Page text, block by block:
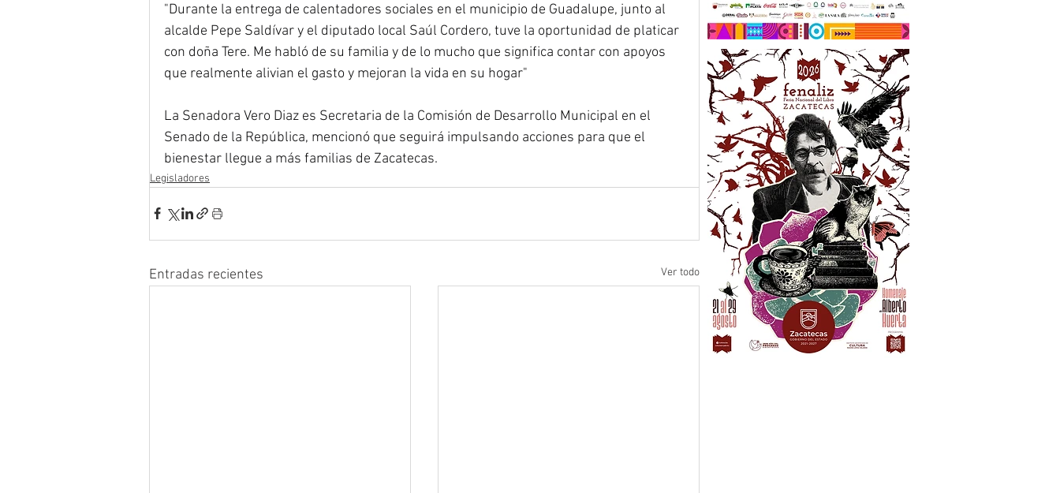
"Durante la entrega de calentadores sociales en el municipio de Guadalupe, junto al
alcalde Pepe Saldívar y el diputado local Saúl Cordero, tuve la oportunidad de platicar
con doña Tere. Me habló de su familia y de lo mucho que significa contar con apoyos
que realmente alivian el gasto y mejoran la vida en su hogar"
La Senadora Vero Diaz es Secretaria de la Comisión de Desarrollo Municipal en el
Senado de la República, mencionó que seguirá impulsando acciones para que el
bienestar llegue a más familias de Zacatecas.
Legisladores
Entradas recientes Ver todo